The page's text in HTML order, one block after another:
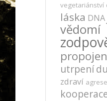
vegetariánství
láska DNA
vědomí
utrpení
zdraví agrese